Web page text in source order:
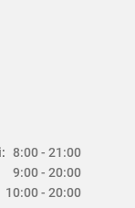
8:00 - 21:00
9:00 - 20:00
10:00 - 20:00